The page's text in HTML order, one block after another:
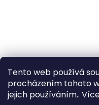
Tento web používá
procházením tohoto
jejich používáním..